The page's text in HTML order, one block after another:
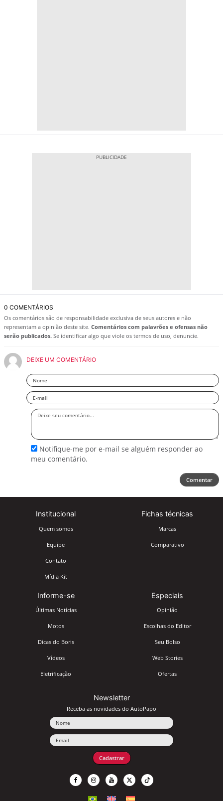
0 COMENTÁRIOS
Os comentários são de responsabilidade exclusiva de seus autores e não
representam a opinião deste site. Comentários com palavrões e ofensas não
serão publicados. Se identificar algo que viole os termos de uso, denuncie.
DEIXE UM COMENTÁRIO
Nome
Email
Deixe
Notifique-me por e-mail se alguém responder ao
meu comentário.
Comentar
Institucional
Quem somos
Equipe
Contato
Mídia Kit
Fichas técnicas
Marcas
Comparativo
Informe-se
Últimas Notícias
Motos
Dicas do Boris
Vídeos
Eletrificação
Especiais
Opinião
Escolhas do Editor
Seu Bolso
Web Stories
Ofertas
Newsletter
Receba as novidades do AutoPapo
Cadastrar